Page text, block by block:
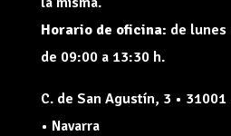
Horario de oficina: de lunes
de 09:00 a 13:30 h.
C. de San Agustín, 3 • 31001
• Navarra